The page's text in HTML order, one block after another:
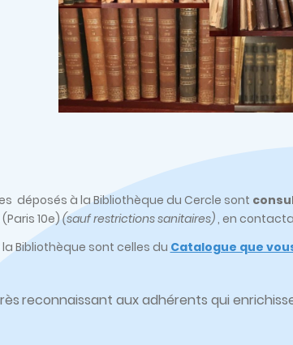
déposés à la Bibliothèque du Cercle sont
(Paris 10e)(sauf restrictions sanitaires), en
Bibliothèque sont celles du Catalogue que
reconnaissant aux adhérents qui